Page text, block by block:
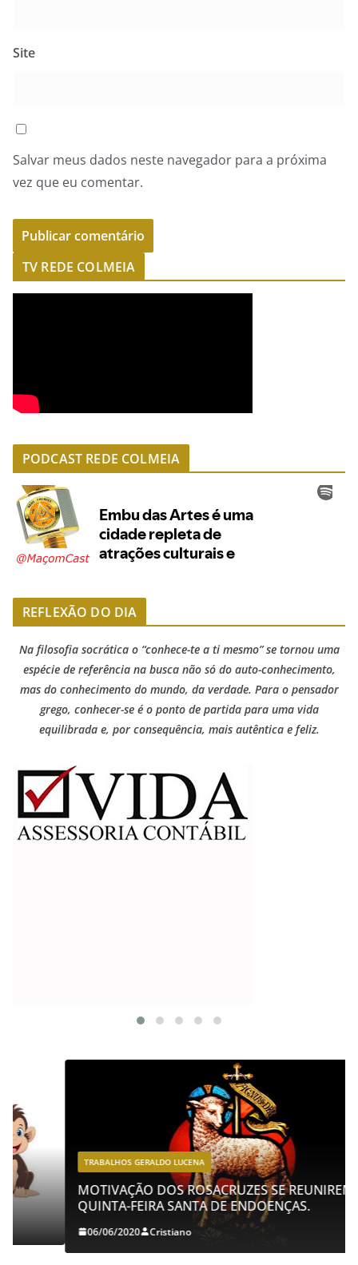
Site
Salvar meus dados neste navegador para a próxima
vez que eu comentar.
TV REDE COLMEIA
PODCAST REDE COLMEIA
REFLEXÃO DO DIA
Na filosofia socrática o “conhece-te a ti mesmo” se tornou uma
espécie de referência na busca não só do auto-conhecimento,
mas do conhecimento do mundo, da verdade. Para o pensador
grego, conhecer-se é o ponto de partida para uma vida
equilibrada e, por consequência, mais autêntica e feliz.
TRABALHOS GERALDO LUCENA
MOTIVAÇÃO DOS ROSACRUZES SE REUNIREM NA
QUINTA-FEIRA SANTA DE ENDOENÇAS.
06/06/2020 Cristiano